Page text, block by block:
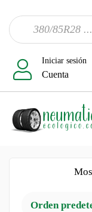
Iniciar sesión
Cuenta